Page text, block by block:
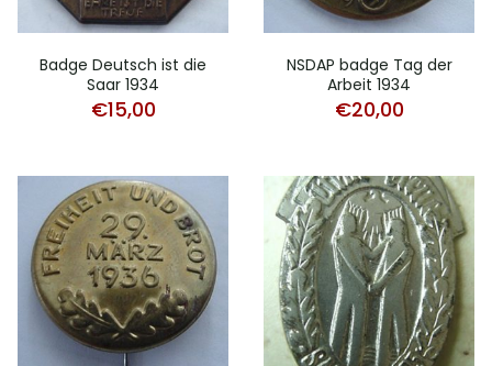
Badge Deutsch ist die
Saar 1934
€15,00
NSDAP badge Tag der
Arbeit 1934
€20,00